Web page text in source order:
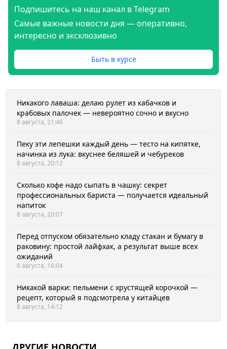
Подпишитесь на наш канал в Telegram
Самые важные новости дня — оперативно,
интересно и эксклюзивно
Быть в курсе
Никакого лаваша: делаю рулет из кабачков и
крабовых палочек — невероятно сочно и вкусно
8 августа, 21:46
Пеку эти лепешки каждый день — тесто на кипятке,
начинка из лука: вкуснее беляшей и чебуреков
8 августа, 20:12
Сколько кофе надо сыпать в чашку: секрет
профессиональных бариста — получается идеальный
напиток
8 августа, 20:07
Перед отпуском обязательно кладу стакан и бумагу в
раковину: простой лайфхак, а результат выше всех
ожиданий
8 августа, 16:04
Никакой варки: пельмени с хрустящей корочкой —
рецепт, который я подсмотрела у китайцев
8 августа, 14:12